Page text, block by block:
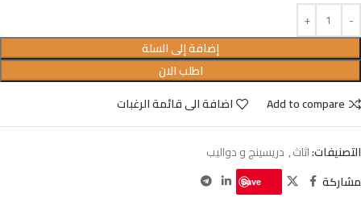
إضافة إلى السلة
اطلب الان
Add to compare
اضافة الى قائمة الرغبات
التصنيفات:اثاث, دريسينج و دواليب
مشاركة
Save